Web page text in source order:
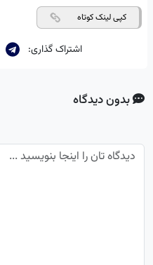
کپی لینک کوتاه
اشتراک گذاری:
بدون دیدگاه